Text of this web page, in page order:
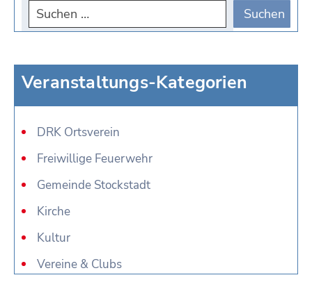
Veranstaltungs-Kategorien
DRK Ortsverein
Freiwillige Feuerwehr
Gemeinde Stockstadt
Kirche
Kultur
Vereine & Clubs